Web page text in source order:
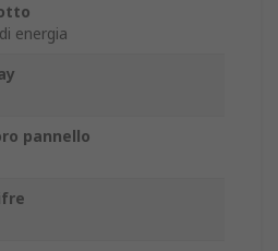
energia
pannello